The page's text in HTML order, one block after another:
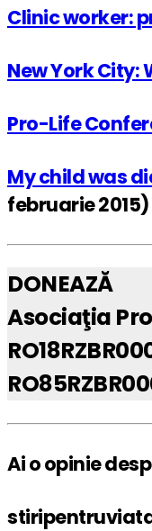
Clinic worker:
New York
Pro-Life
My child was
februarie 2015)
DONEAZĂ
Asociaţia
Ai o opinie